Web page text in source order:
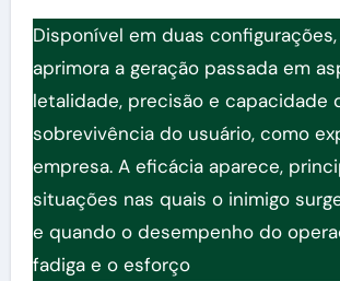
Disponível em duas
aprimora a geração passada em
letalidade, precisão e capacidade
sobrevivência do usuário, como
empresa. A eficácia aparece,
situações nas quais o inimigo
e quando o desempenho do
fadiga e o esforço